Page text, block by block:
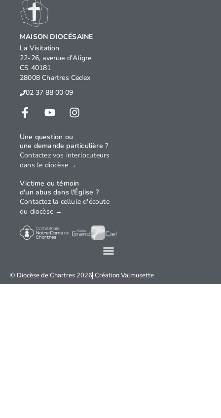
© Diocèse de Chartres 2026 CréationValmusette
MAISON DIOCÉSAINE
La Visitation
22-26, avenue d'Aligre
CS 40181
28008 Chartres Cedex
02 37 88 00 09
Une question ou
une demande particulière ?
Contactez vos interlocuteurs
dans le diocèse →
Victime ou témoin
d'un abus dans l'Église ?
Contactez la cellule d'écoute
du diocèse →